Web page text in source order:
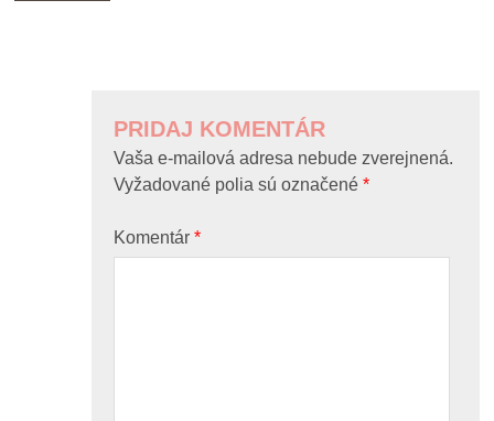
PRIDAJ KOMENTÁR
Vaša e-mailová adresa nebude zverejnená.
Vyžadované polia sú označené*
Komentár*